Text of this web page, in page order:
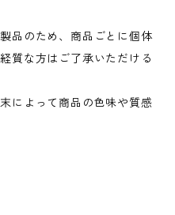
品のため、商品ごとに個体
質な方はご了承いただける
によって商品の色味や質感